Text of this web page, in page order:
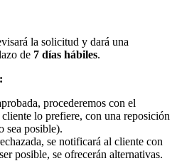
la solicitud y dará una
de 7 días hábiles.
procederemos con el
lo prefiere, con una reposición
sea posible).
se notificará al cliente con
posible, se ofrecerán alternativas.